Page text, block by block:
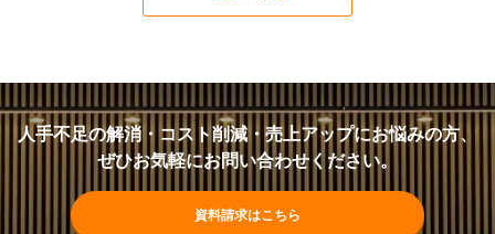
人手不足の解消・コスト削減・売上アップにお悩みの方、
ぜひお気軽にお問い合わせください。
資料請求はこちら